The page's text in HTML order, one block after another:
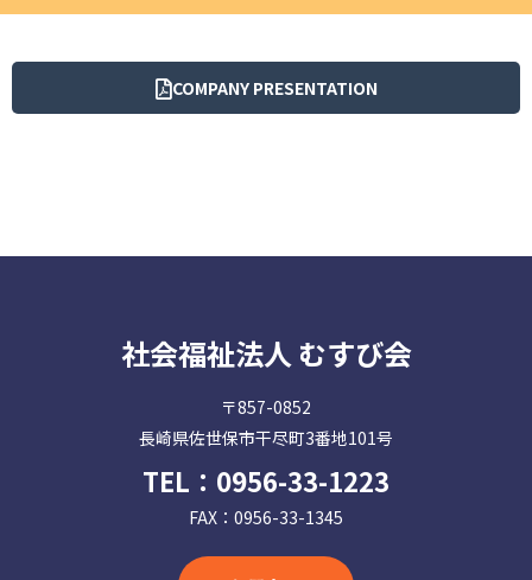
COMPANY PRESENTATION
社会福祉法人 むすび会
〒857-0852
長崎県佐世保市干尽町3番地101号
TEL： 0956-33-1223
FAX：0956-33-1345